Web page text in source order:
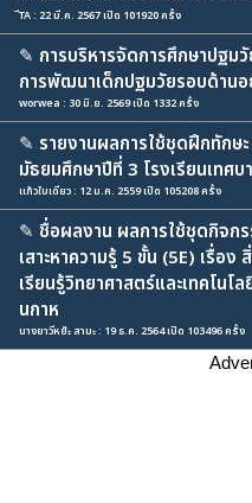
ีTA : 22 มี.ค. 2567 เปิด 101920 ครั้ง
✎ การบริหารจัดการศึกษาปฐม
การพัฒนาเด็กปฐมวัยรอบด้าน
worwea : 30 มิ.ย. 2569 เปิด 1332 ครั้ง
✎ รายงานผลการใช้ชุดฝึกทักษ
มัธยมศึกษาปีที่ 3 โรงเรียนเทศบ
แก้วใบเดียว : 12 ม.ค. 2559 เปิด 105208 ครั้ง
✎ ชื่อผลงาน ผลการใช้ชุดกิจก
เสาะหาความรู้ 5 ขั้น (5E) เรื่อ
เรียนรู้วิทยาศาสตร์และเทคโนโ
นกาห
นางยาวีหย๊ะ สามะ : 19 ธ.ค. 2564 เปิด 103496 ครั้ง